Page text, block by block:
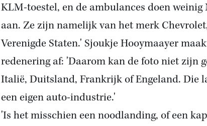
KLM-toestel, en de ambulances doen weinig
aan. Ze zijn namelijk van het merk
Verenigde Staten.' Sjoukje Hooymaayer
redenering af: 'Daarom kan de foto niet zijn
Italië, Duitsland, Frankrijk of Engeland. Die
een eigen auto-industrie.'
'Is het misschien een noodlanding, of een